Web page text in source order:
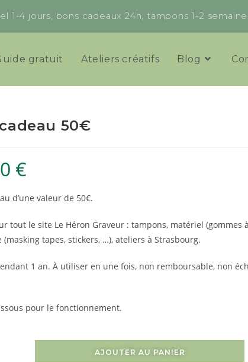
4 jours, bons cadeaux 24h, tampons 1-2
gratuit Ateliers créatifs Blog
50€
€
d’une valeur de 50€.
tout le site Le Héron Graveur : tampons, matériel (gommes
(masking tapes, stickers, …), ateliers à Strasbourg.
1 an. À utiliser en une fois, non remboursable, non
pour le fonctionnement.
AJOUTER AU PANIER